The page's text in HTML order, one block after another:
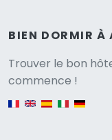
BIEN DORMIR À
Trouver le bon
commence !
English version